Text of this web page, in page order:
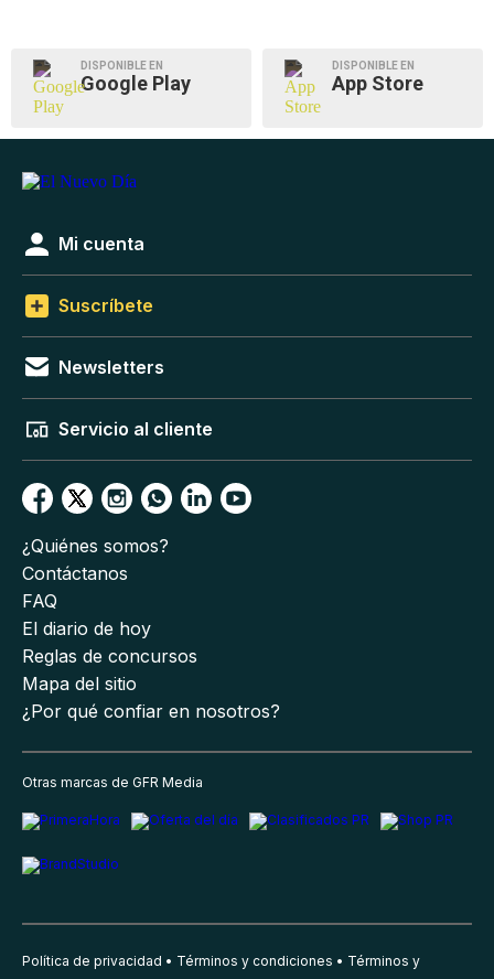
DISPONIBLE EN
Google Play
DISPONIBLE EN
App Store
Mi cuenta
Suscríbete
Newsletters
Servicio al cliente
¿Quiénes somos?
Contáctanos
FAQ
El diario de hoy
Reglas de concursos
Mapa del sitio
¿Por qué confiar en nosotros?
Otras marcas de GFR Media
Política de privacidad Términos y condiciones Términos y